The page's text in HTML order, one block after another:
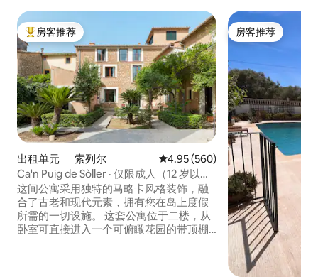
热门「房客推荐」
房客推荐
出租单元 ｜ 索列尔 平均评分 4.95 分（满分 5 分），
4.95 (560)
Ca'n Puig de Sòller · 仅限成人（12 岁以
上），令人惊叹……
这间公寓采用独特的马略卡风格装饰，融
合了古老和现代元素，拥有您在岛上度假
所需的一切设施。 这套公寓位于二楼，从
卧室可直接进入一个可俯瞰花园的带顶棚
房客推荐
房客推荐